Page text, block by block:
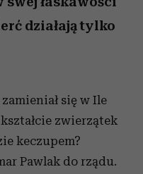
działają tylko
się w Ile
zwierzątek
keczupem?
Pawlak do rządu.